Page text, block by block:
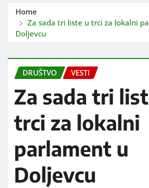
Home
Za sada tri liste u trci za lokalni
Doljevcu
DRUŠTVO VESTI
Za sada tri
trci za lokalni
parlament u
Doljevcu